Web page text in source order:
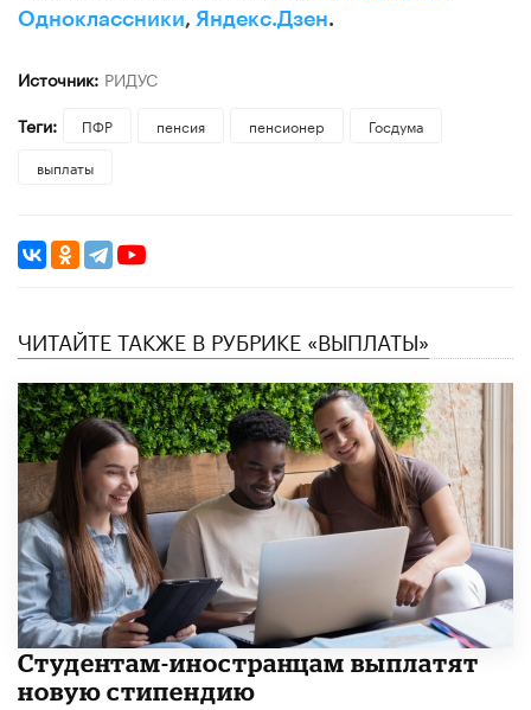
Одноклассники, Яндекс.Дзен.
Источник: РИДУС
Теги:
ПФР пенсия пенсионер
Госдума
выплаты
ЧИТАЙТЕ ТАКЖЕ В РУБРИКЕ «ВЫПЛАТЫ»
Студентам-иностранцам выплатят
новую стипендию